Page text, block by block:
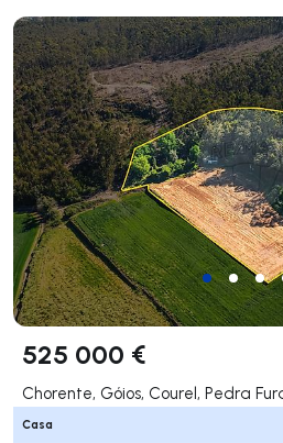
525 000 €
Chorente, Góios, Courel, Pedra
Casa